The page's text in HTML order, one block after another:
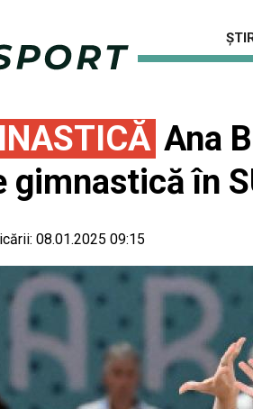
Ana
gimnastică în
08.01.2025 09:15